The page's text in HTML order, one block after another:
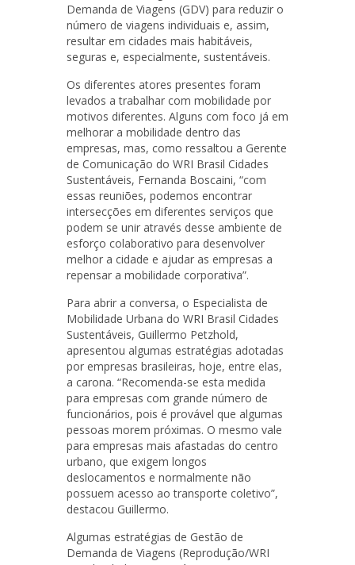
Demanda de Viagens (GDV) para reduzir o
número de viagens individuais e, assim,
resultar em cidades mais habitáveis,
seguras e, especialmente, sustentáveis.
Os diferentes atores presentes foram
levados a trabalhar com mobilidade por
motivos diferentes. Alguns com foco já em
melhorar a mobilidade dentro das
empresas, mas, como ressaltou a Gerente
de Comunicação do WRI Brasil Cidades
Sustentáveis, Fernanda Boscaini, “com
essas reuniões, podemos encontrar
intersecções em diferentes serviços que
podem se unir através desse ambiente de
esforço colaborativo para desenvolver
melhor a cidade e ajudar as empresas a
repensar a mobilidade corporativa”.
Para abrir a conversa, o Especialista de
Mobilidade Urbana do WRI Brasil Cidades
Sustentáveis, Guillermo Petzhold,
apresentou algumas estratégias adotadas
por empresas brasileiras, hoje, entre elas,
a carona. “Recomenda-se esta medida
para empresas com grande número de
funcionários, pois é provável que algumas
pessoas morem próximas. O mesmo vale
para empresas mais afastadas do centro
urbano, que exigem longos
deslocamentos e normalmente não
possuem acesso ao transporte coletivo”,
destacou Guillermo.
Algumas estratégias de Gestão de
Demanda de Viagens (Reprodução/WRI